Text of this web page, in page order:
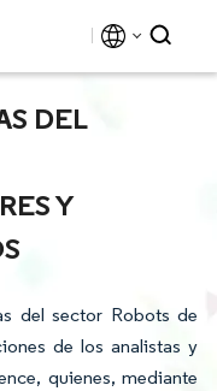
DEL
Y
del sector Robots de
de los analistas y
quienes, mediante